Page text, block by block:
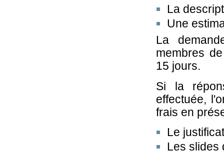
La
Une
La
membres
15 jours.
Si la
effectuée,
frais en
Le
Les slides